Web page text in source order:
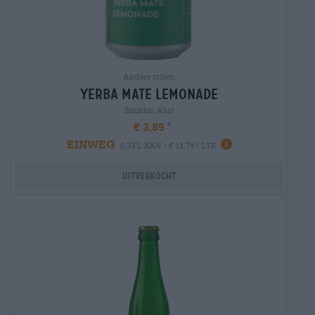
Andere stijlen
yerba mate lemonade
Sakiskiu Alus
€ 3,89
EINWEG
0,33 L KAN - € 11,79 / LTR
Uitverkocht